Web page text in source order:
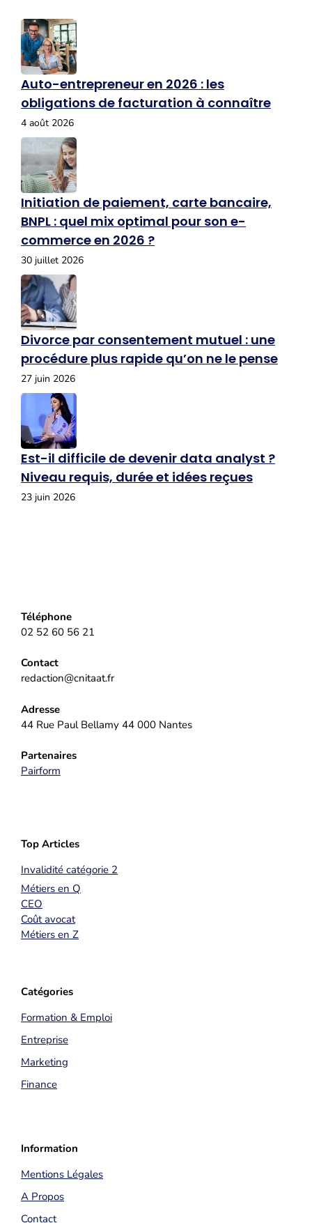
Auto-entrepreneur en 2026 : les
obligations de facturation à connaître
4 août 2026
Initiation de paiement, carte bancaire,
BNPL : quel mix optimal pour son e-
commerce en 2026 ?
30 juillet 2026
Divorce par consentement mutuel : une
procédure plus rapide qu’on ne le pense
27 juin 2026
Est-il difficile de devenir data analyst ?
Niveau requis, durée et idées reçues
23 juin 2026
Téléphone
02 52 60 56 21
Contact
redaction@cnitaat.fr
Adresse
44 Rue Paul Bellamy 44 000 Nantes
Partenaires
Pairform
Top Articles
Invalidité catégorie 2
Métiers en Q
CEO
Coût avocat
Métiers en Z
Catégories
Formation & Emploi
Entreprise
Marketing
Finance
Information
Mentions Légales
A Propos
Contact